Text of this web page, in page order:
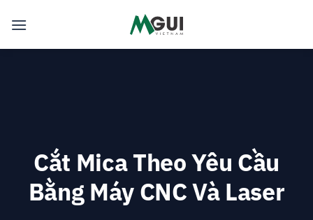
Cắt Mica Theo Yêu Cầu
Bằng Máy CNC Và Laser